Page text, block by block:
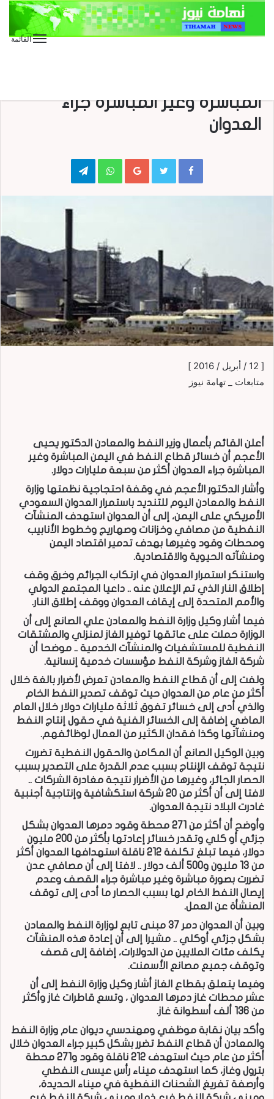
القائمة
المباشرة وغير المباشرة جراء
العدوان
Google+
WhatsApp
Telegram
[ 12 / أبريل / 2016 ]
متابعات _ تهامة نيوز
أعلن القائم بأعمال وزير النفط والمعادن الدكتور يحيى
الأعجم أن خسائر قطاع النفط في اليمن المباشرة وغير
المباشرة جراء العدوان أكثر من سبعة مليارات دولار.
وأشار الدكتور الأعجم في وقفة احتجاجية نظمتها وزارة
النفط والمعادن اليوم للتنديد باستمرار العدوان السعودي
الأمريكي على اليمن، إلى أن العدوان استهدف المنشآت
النفطية من مصافي وخزانات وصهاريج وخطوط الأنابيب
ومحطات وقود وغيرها بهدف تدمير اقتصاد اليمن
ومنشآته الحيوية والاقتصادية.
واستنكر استمرار العدوان في ارتكاب الجرائم وخرق وقف
إطلاق النار الذي تم الإعلان عنه .. داعيا المجتمع الدولي
والأمم المتحدة إلى إيقاف العدوان ووقف إطلاق النار.
فيما أشار وكيل وزارة النفط والمعادن علي الصانع إلى أن
الوزارة حملت على عاتقها توفير الغاز لمنزلي والمشتقات
النفطية للمستشفيات والمنشآت الخدمية .. موضحا أن
شركة الغاز وشركة النفط مؤسسات خدمية إنسانية.
ولفت إلى أن قطاع النفط والمعادن تعرض لأضرار بالغة خلال
أكثر من عام من العدوان حيث توقف تصدير النفط الخام
والذي أدى إلى خسائر تفوق ثلاثة مليارات دولار خلال العام
الماضي إضافة إلى الخسائر الفنية في حقول إنتاج النفط
ومنشآتها وكذا فقدان الكثير من العمال لوظائفهم.
وبين الوكيل الصانع أن المكامن والحقول النفطية تضررت
نتيجة توقف الإنتاج بسبب عدم القدرة على التصدير بسبب
الحصار الجائر، وغيرها من الأضرار نتيجة مغادرة الشركات ..
لافتا إلى أن أكثر من 20 شركة استكشافية وإنتاجية أجنبية
غادرت البلاد نتيجة العدوان.
وأوضح أن أكثر من 271 محطة وقود دمرها العدوان بشكل
جزئي أو كلي وتقدر خسائر إعادتها بأكثر من 200 مليون
دولار، فيما تبلغ تكلفة 212 ناقلة استهدافها العدوان أكثر
من 13 مليون و500 ألف دولار .. لافتا إلى أن مصافي عدن
تضررت بصورة مباشرة وغير مباشرة جراء القصف وعدم
إيصال النفط الخام لها بسبب الحصار ما أدى إلى توقف
المنشأة عن العمل.
وبين أن العدوان دمر 37 مبنى تابع لوزارة النفط والمعادن
بشكل جزئي أوكلي .. مشيرا إلى أن إعادة هذه المنشآت
يكلف مئات الملايين من الدولارات، إضافة إلى قصف
وتوقف جميع مصانع الأسمنت.
وفيما يتعلق بقطاع الغاز أشار وكيل وزارة النفط إلى أن
عشر محطات غاز دمرها العدوان ، وتسع قاطرات غاز وأكثر
من 136 ألف أسطوانة غاز.
وأكد بيان نقابة موظفي ومهندسي ديوان عام وزارة النفط
والمعادن أن قطاع النفط تضرر بشكل كبير جراء العدوان خلال
أكثر من عام حيث استهدف 212 ناقلة وقود و271 محطة
بترول وغاز، كما استهدف ميناء رأس عيسى النفطي
وأرصفة تفريغ الشحنات النفطية في ميناء الحديدة،